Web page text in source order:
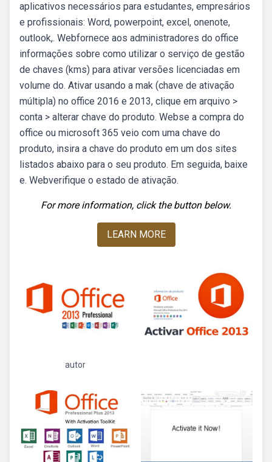
aplicativos necessários para estudantes, empresários
e profissionais: Word, powerpoint, excel, onenote,
outlook,. Webfornece aos administradores do office
informações sobre como utilizar o serviço de gestão
de chaves (kms) para ativar versões licenciadas em
volume do. Ativar usando a mak (chave de ativação
múltipla) no office 2016 e 2013, clique em arquivo >
conta > alterar chave do produto. Webse a compra do
office ou microsoft 365 veio com uma chave do
produto, insira a chave do produto em um dos sites
listados abaixo para o seu produto. Em seguida, baixe
e. Webverifique o estado de ativação.
For more information, click the button below.
LEARN MORE
autor